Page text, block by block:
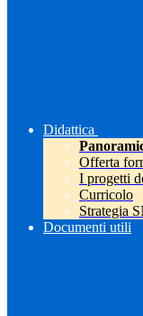
Didattica
Offerta
I progetti
Curricolo
Strategia
Documenti utili